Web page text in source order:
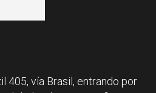
405, vía Brasil, entrando por